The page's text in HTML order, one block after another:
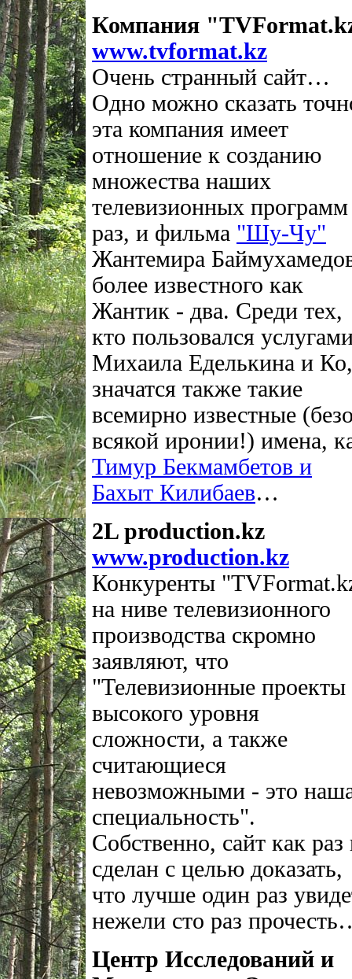
Компания
www.tvformat.kz
Очень странный сайт…
Одно можно сказать
эта компания имеет
отношение к созданию
множества наших
телевизионных
раз, и фильма "Шу-Чу"
Жантемира
более известного как
Жантик - два. Среди тех,
кто пользовался
Михаила Еделькина и Ко,
значатся также такие
всемирно известные
всякой иронии!) имена,
Тимур Бекмамбетов и
Бахыт Килибаев…
2L production.kz
www.production.kz
Конкуренты
на ниве телевизионного
производства скромно
заявляют, что
"Телевизионные проекты
высокого уровня
сложности, а также
считающиеся
невозможными - это
специальность".
Собственно, сайт как раз
сделан с целью доказать,
что лучше один раз
нежели сто раз
Центр Исследований и